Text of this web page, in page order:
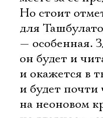
Но стоит
для
— особенная.
он будет и
и окажется в
и будет почти
на неоновом